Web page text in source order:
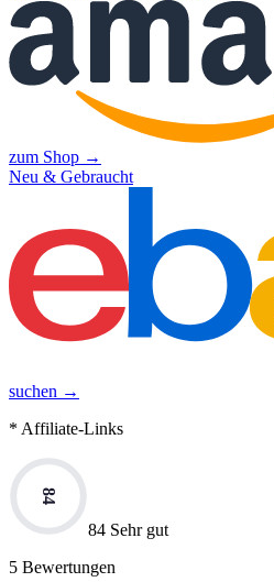
zum Shop →
Neu & Gebraucht
suchen →
* Affiliate-Links
84
84 Sehr gut
5 Bewertungen